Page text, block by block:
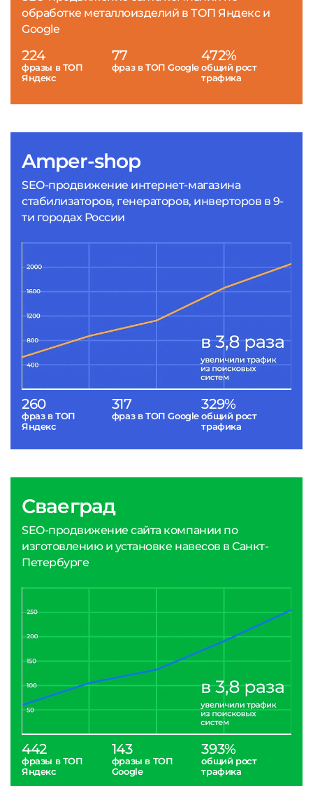
Amper-shop
SEO-продвижение интернет-магазина
стабилизаторов, генераторов, инверторов в 9-
ти городах России
260
фраз в ТОП
Яндекс
317
фраз в ТОП Google
329%
общий рост
трафика
обработке металлоизделий в ТОП Яндекс и
Google
224
фразы в ТОП
Яндекс
77
фраз в ТОП Google
472%
общий рост
трафика
Сваеград
SEO-продвижение сайта компании по
изготовлению и установке навесов в Санкт-
Петербурге
442
фразы в ТОП
Яндекс
143
фразы в ТОП
Google
393%
общий рост
трафика